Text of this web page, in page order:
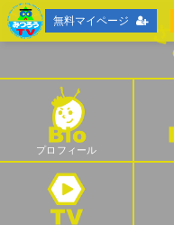
プロフィール
無料マイページ